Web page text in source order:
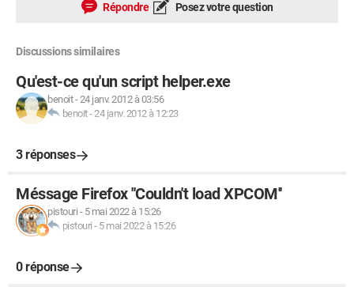
Répondre Posez votre question
Discussions similaires
Qu'est-ce qu'un script helper.exe
benoit-24 janv. 2012 à 03:56
benoit-24 janv. 2012 à 12:23
3 réponses
Méssage Firefox ''Couldn't load XPCOM''
pistouri - 5 mai 2022 à 15:26
pistouri - 5 mai 2022 à 15:26
0 réponse